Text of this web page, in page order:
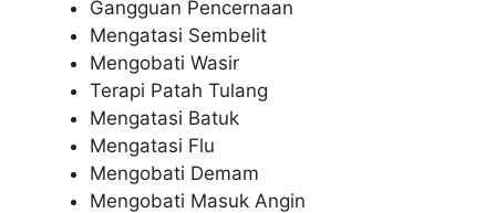
Gangguan Pencernaan
Mengatasi Sembelit
Mengobati Wasir
Terapi Patah Tulang
Mengatasi Batuk
Mengatasi Flu
Mengobati Demam
Mengobati Masuk Angin